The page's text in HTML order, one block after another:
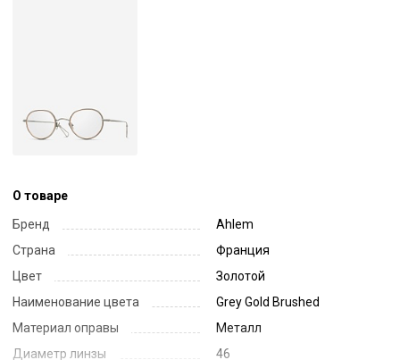
О товаре
Бренд
Ahlem
Страна
Франция
Цвет
Золотой
Наименование цвета
Grey Gold Brushed
Материал оправы
Металл
Диаметр линзы
46